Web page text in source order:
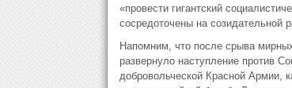
«провести гигантский
сосредоточены на созидательной
Напомним, что после срыва
развернуло наступление против
добровольческой Красной Армии,